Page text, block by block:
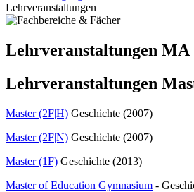
Lehrveranstaltungen
Lehrveranstaltungen MA
Lehrveranstaltungen
Master (2F|H) Geschichte (2007)
Master (2F|N) Geschichte (2007)
Master (1F) Geschichte (2013)
Master of Education Gymnasium -